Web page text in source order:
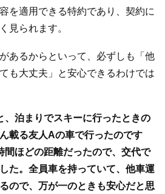
を適用できる特約であり、契約に
見られます。
あるからといって、必ずしも「他
も大丈夫」と安心できるわけでは
、泊まりでスキーに行ったときの
載る友人Aの車で行ったのです
間ほどの距離だったので、交代で
た。全員車を持っていて、他車運
ので、万が一のときも安心だと思